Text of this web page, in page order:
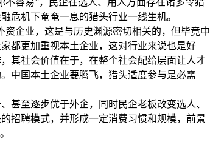
不容易”，民企在选人、用人方面存在诸多令猎
危机下奄奄一息的猎头行业一线生机。
企业，这是与历史渊源密切相关的，但毕竟中
都更加重视本土企业，这对行业来说也是好
其社会价值在于，在整个社会配给层面让人才
中国本土企业要腾飞，猎头适度参与是必需
至逐步优于外企，同时民企老板改变选人、
招聘模式，并形成一定消费习惯和规模，前景